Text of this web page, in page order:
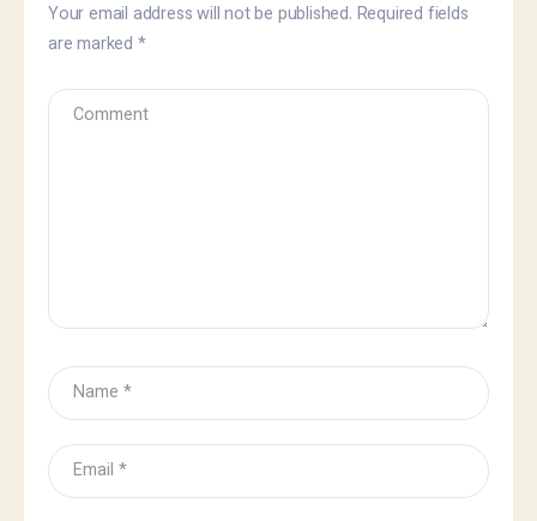
Your email address will not be published. Required fields
are marked *